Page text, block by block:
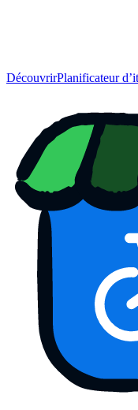
DécouvrirPlanificateur